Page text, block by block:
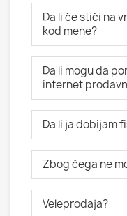
Da li će stići na
kod mene?
Da li mogu da
internet
Da li ja dobijam
Zbog čega ne
Veleprodaja?